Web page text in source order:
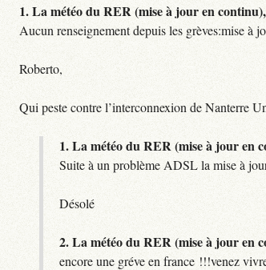
1.La météo du RER (mise à jour en continu),
Aucun renseignement depuis les grèves:mise à
Roberto,
Qui peste contre l’interconnexion de Nanterre
1.La météo du RER (mise à jour en
Suite à un problème ADSL la mise à
Désolé
2.La météo du RER (mise à jour en
encore une gréve en france !!!venez